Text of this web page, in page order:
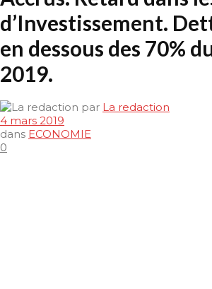
d’Investissement.
en dessous des 70%
2019.
par La redaction
4 mars 2019
dans ECONOMIE
0